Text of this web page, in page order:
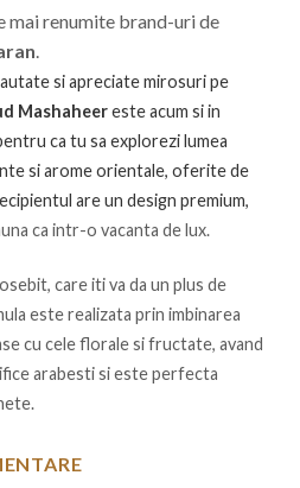
mai renumite brand-uri de
.
si apreciate mirosuri pe
Mashaheereste acum si in
ca tu sa explorezi lumea
si arome orientale, oferite de
are un design premium,
ca intr-o vacanta de lux.
care iti va da un plus de
este realizata prin imbinarea
cu cele florale si fructate, avand
arabesti si este perfecta